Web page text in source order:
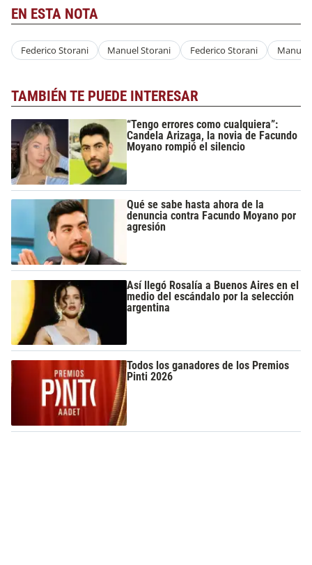
EN ESTA NOTA
Federico Storani Manuel Storani Federico Storani Manuel
TAMBIÉN TE PUEDE INTERESAR
“Tengo errores como cualquiera”:
Candela Arizaga, la novia de Facundo
Moyano rompió el silencio
Qué se sabe hasta ahora de la
denuncia contra Facundo Moyano por
agresión
Así llegó Rosalía a Buenos Aires en el
medio del escándalo por la selección
argentina
Todos los ganadores de los Premios
Pinti 2026